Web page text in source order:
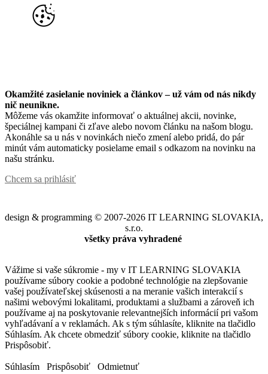
Okamžité zasielanie noviniek a článkov – už vám od nás nikdy
nič neunikne.
Môžeme vás okamžite informovať o aktuálnej akcii, novinke,
špeciálnej kampani či zľave alebo novom článku na našom blogu.
Akonáhle sa u nás v novinkách niečo zmení alebo pridá, do pár
minút vám automaticky posielame email s odkazom na novinku na
našu stránku.
Chcem sa prihlásiť
design & programming © 2007-2026 IT LEARNING SLOVAKIA,
s.r.o.
všetky práva vyhradené
Vážime si vaše súkromie - my v IT LEARNING SLOVAKIA
používame súbory cookie a podobné technológie na zlepšovanie
vašej používateľskej skúsenosti a na meranie vašich interakcií s
našimi webovými lokalitami, produktami a službami a zároveň ich
používame aj na poskytovanie relevantnejších informácií pri vašom
vyhľadávaní a v reklamách. Ak s tým súhlasíte, kliknite na tlačidlo
Súhlasím. Ak chcete obmedziť súbory cookie, kliknite na tlačidlo
Prispôsobiť.
Súhlasím Prispôsobiť Odmietnuť